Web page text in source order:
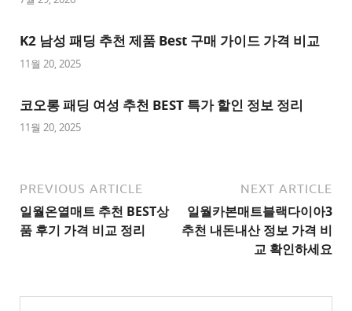
천
사
트
1
사
이
트
천
K2 남성 패딩 추천 제품 Best 구매 가이드 가격 비교
11월 20, 2025
코오롱 패딩 여성 추천 BEST 특가 할인 정보 정리
11월 20, 2025
PREVIOUS ARTICLE
일월온열매트 추천 BEST상
품 후기 가격 비교 정리
NEXT ARTICLE
일월카본매트블랙다이아3
추천 내돈내산 정보 가격 비
교 확인하세요